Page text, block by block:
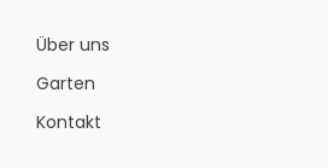
Über uns
Garten
Kontakt